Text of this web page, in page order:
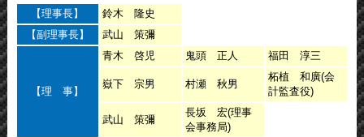
【理事長】
鈴木 隆史
【副理事長】
武山 策彌
【理 事】
青木 啓児 鬼頭 正人 福田 淳三
嶽下 宗男 村瀬 秋男
柘植 和廣(会
計監査役)
武山 策彌
長坂 宏(理事
会事務局)